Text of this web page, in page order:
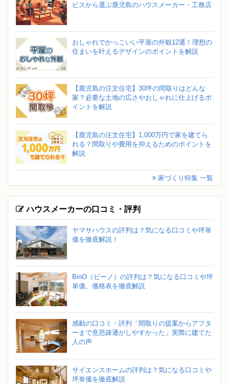
ビスから選ぶ鹿児島のハウスメーカー・工務店
おしゃれでかっこいい平屋の外観12選！理想の
住まいを叶えるデザインのポイントを解説
【鹿児島の注文住宅】30坪の間取りはどんな
家？必要な土地の広さやおしゃれに仕上げるポ
イントを解説
【鹿児島の注文住宅】1,000万円で家を建てら
れる？間取りや費用を抑えるためのポイントを
解説
家づくり特集 一覧
ハウスメーカーの口コミ・評判
ヤマサハウスの評判は？気になる口コミや坪単
価を徹底解説！
BinO（ビーノ）の評判は？気になる口コミや坪
単価、価格表を徹底解説
感動の口コミ・評判「間取りの提案からアフタ
ーまで意思疎通がしやすかった」実際に建てた
人の声
サイエンスホームの評判は？気になる口コミや
坪単価を徹底解説